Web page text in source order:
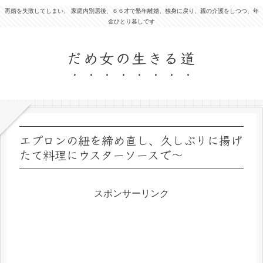
再婚を失敗してしまい、 家庭内別居後、６６才で塾年離婚、独身に戻り、親の介護をしつつ、年
金ひとり暮しです
だめ女の生きる道
エプロンの紐を締め直し、久しぶりに揚げ
たて料理にウスターソースで～
スポンサーリンク